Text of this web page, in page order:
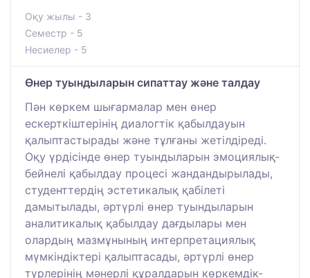
Оқу жылы - 3
Семестр - 5
Несиелер - 5
Өнер туындыларын сипаттау және талдау
Пән көркем шығармалар мен өнер
ескерткіштерінің диалогтік қабылдауын
қалыптастырады және тұлғаны жетілдіреді.
Оқу үрдісінде өнер туындыларын эмоциялық-
бейнелі қабылдау процесі жандандырылады,
студенттердің эстетикалық қабілеті
дамытылады, әртүрлі өнер туындыларын
аналитикалық қабылдау дағдылары мен
олардың мазмұнының интерпретациялық
мүмкіндіктері қалыптасады, әртүрлі өнер
түрлерінің мәнерлі құралдарын көркемдік-